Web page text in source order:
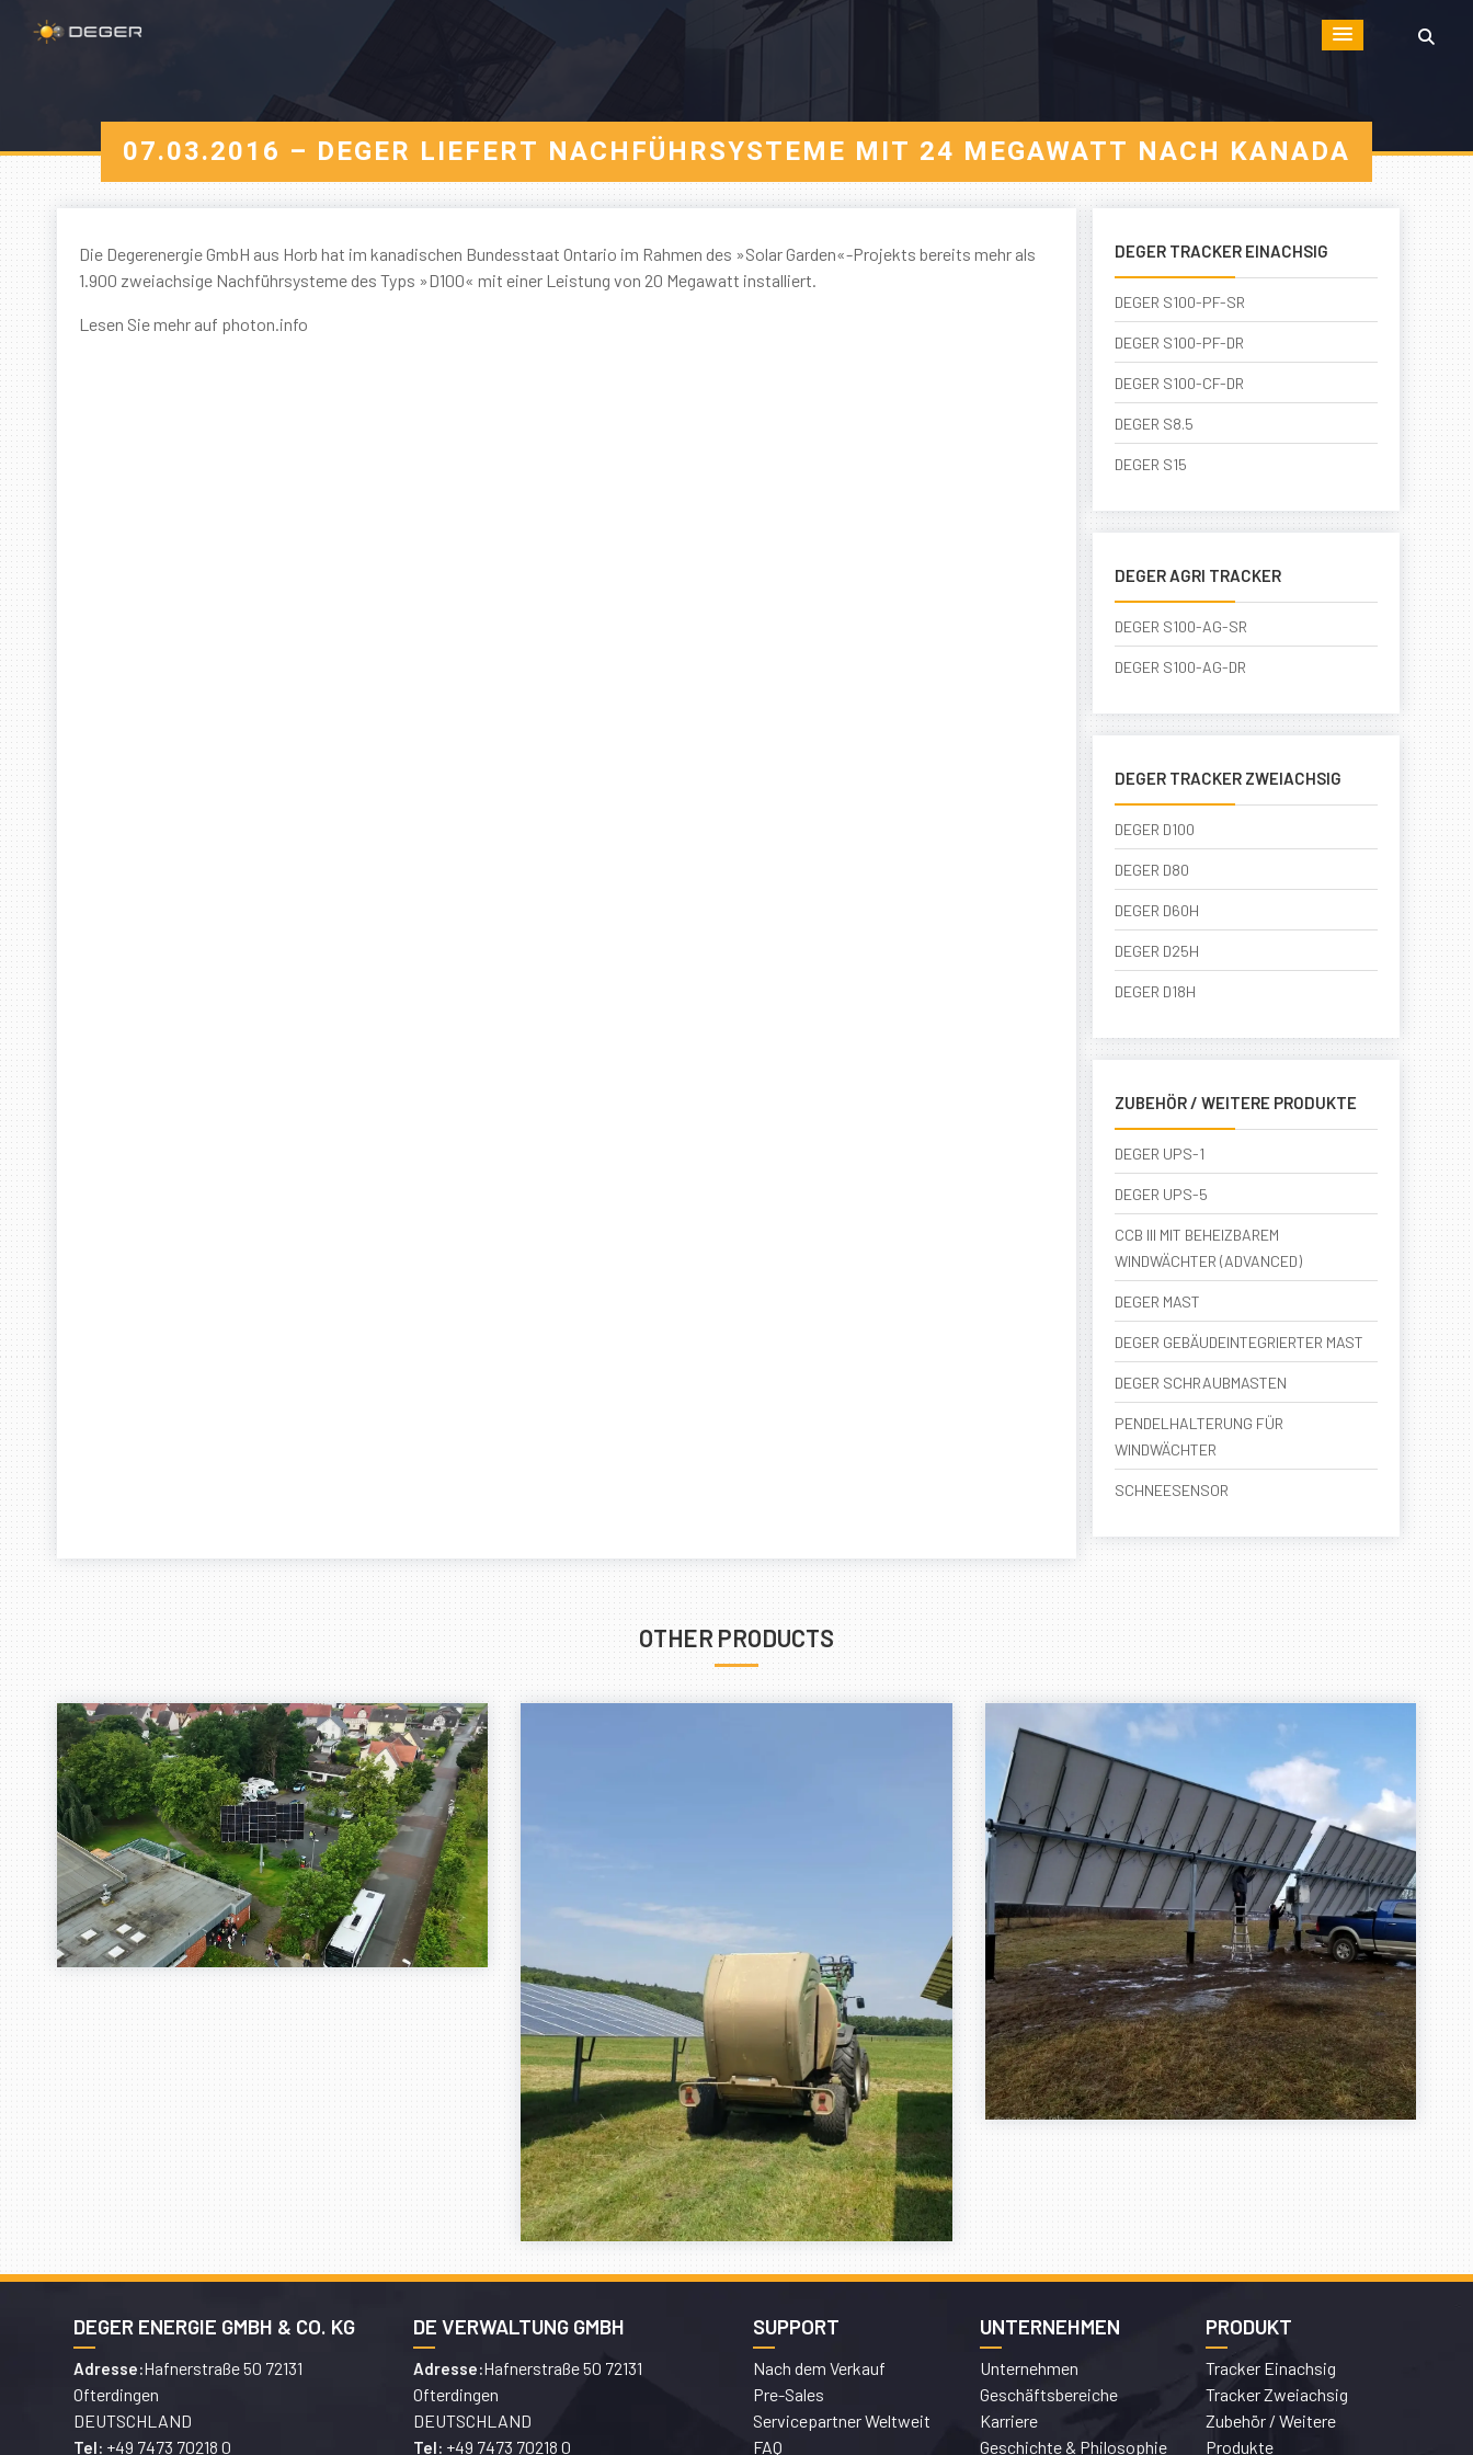
07.03.2016 – DEGER LIEFERT NACHFÜHRSYSTEME MIT 24 MEGAWATT NACH KANADA
Die Degerenergie GmbH aus Horb hat im kanadischen Bundesstaat Ontario im Rahmen des »Solar Garden«-Projekts bereits mehr als
1.900 zweiachsige Nachführsysteme des Typs »D100« mit einer Leistung von 20 Megawatt installiert.
Lesen Sie mehr auf photon.info
DEGER TRACKER EINACHSIG
DEGER S100-PF-SR
DEGER S100-PF-DR
DEGER S100-CF-DR
DEGER S8.5
DEGER S15
DEGER AGRI TRACKER
DEGER S100-AG-SR
DEGER S100-AG-DR
DEGER TRACKER ZWEIACHSIG
DEGER D100
DEGER D80
DEGER D60H
DEGER D25H
DEGER D18H
ZUBEHÖR / WEITERE PRODUKTE
DEGER UPS-1
DEGER UPS-5
CCB III MIT BEHEIZBAREM
WINDWÄCHTER (ADVANCED)
DEGER MAST
DEGER GEBÄUDEINTEGRIERTER MAST
DEGER SCHRAUBMASTEN
PENDELHALTERUNG FÜR
WINDWÄCHTER
SCHNEESENSOR
OTHER PRODUCTS
DEGER ENERGIE GMBH & CO. KG
Adresse:Hafnerstraße 50 72131
Ofterdingen
DEUTSCHLAND
Tel: +49 7473 70218 0
DE VERWALTUNG GMBH
Adresse:Hafnerstraße 50 72131
Ofterdingen
DEUTSCHLAND
Tel: +49 7473 70218 0
SUPPORT
Nach dem Verkauf
Pre-Sales
Servicepartner Weltweit
FAQ
UNTERNEHMEN
Unternehmen
Geschäftsbereiche
Karriere
Geschichte & Philosophie
PRODUKT
Tracker Einachsig
Tracker Zweiachsig
Zubehör / Weitere
Produkte